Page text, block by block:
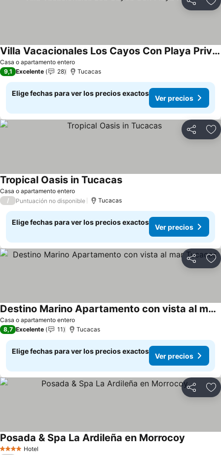
Compartir
Casa o apartamento entero
Villa Vacacionales Los Cayos Con Playa Privada
Ver precios
9,1 Excelente 28 Tucacas
Elige fechas para ver los precios exactos
Ver precios
Compartir
Casa o apartamento entero
Tropical Oasis in TucacasVer precios
/ Puntuación no disponible Tucacas
Elige fechas para ver los precios exactos
Ver precios
Compartir
Casa o apartamento entero
Destino Marino Apartamento con vista al mar Tucacas
Ver precios
8,7 Excelente 11 Tucacas
Elige fechas para ver los precios exactos
Ver precios
Compartir
4 EstrellasHotel
Posada & Spa La Ardileña en Morrocoy